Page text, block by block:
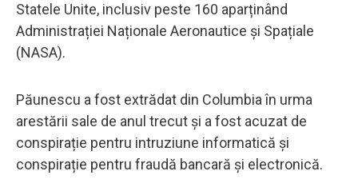
Statele Unite, inclusiv peste 160 aparținând
Administrației Naționale Aeronautice și Spațiale
(NASA).
Păunescu a fost extrădat din Columbia în urma
arestării sale de anul trecut și a fost acuzat de
conspirație pentru intruziune informatică și
conspirație pentru fraudă bancară și electronică.